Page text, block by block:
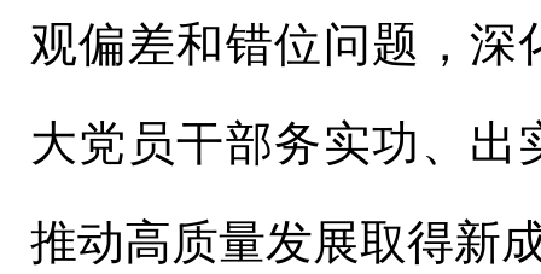
观偏差和错位问题，深
大党员干部务实功、出
推动高质量发展取得新